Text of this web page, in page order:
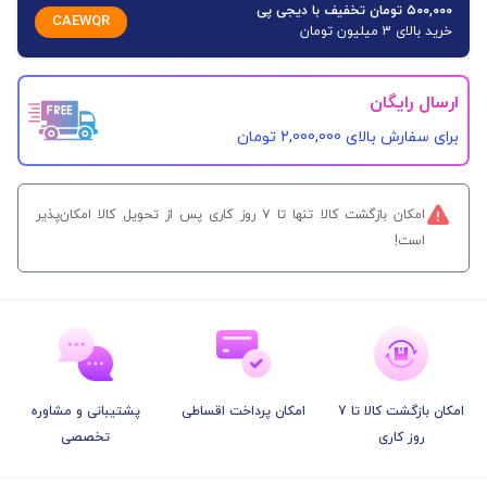
۵۰۰,۰۰۰ تومان تخفیف با دیجی پی
خرید بالای 3 میلیون تومان
CAEWQR
ارسال رایگان
برای سفارش‌ بالای 2,000,000 تومان
امکان بازگشت کالا تنها تا ۷ روز کاری پس از تحویل کالا امکان‌پذیر
است!
امکان بازگشت کالا تا 7
روز کاری
امکان پرداخت اقساطی
پشتیبانی و مشاوره
تخصصی